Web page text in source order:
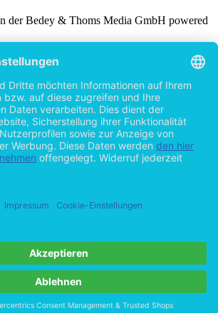
der Bedey & Thoms Media GmbH powered